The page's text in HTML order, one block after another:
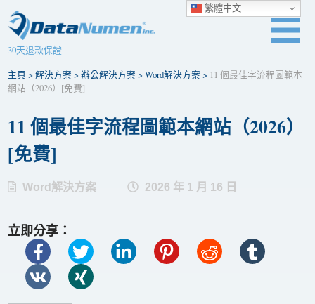
30天退款保證
主頁 >解決方案>辦公解決方案>Word解決方案> 11 個最佳字流程圖範本
網站（2026）[免費]
11 個最佳字流程圖範本網站（2026）
[免費]
Word解決方案 2026 年 1 月 16 日
立即分享：
繁體中文